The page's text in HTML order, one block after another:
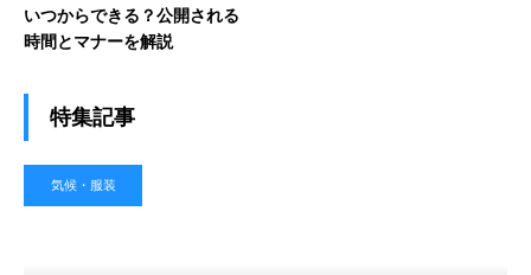
いつからできる？公開される
時間とマナーを解説
特集記事
気候・服装